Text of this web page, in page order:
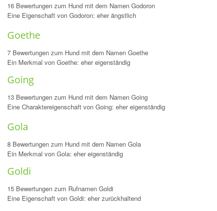
16 Bewertungen zum Hund mit dem Namen Godoron
Eine Eigenschaft von Godoron: eher ängstlich
Goethe
7 Bewertungen zum Hund mit dem Namen Goethe
Ein Merkmal von Goethe: eher eigenständig
Going
13 Bewertungen zum Hund mit dem Namen Going
Eine Charaktereigenschaft von Going: eher eigenständig
Gola
8 Bewertungen zum Hund mit dem Namen Gola
Ein Merkmal von Gola: eher eigenständig
Goldi
15 Bewertungen zum Rufnamen Goldi
Eine Eigenschaft von Goldi: eher zurückhaltend